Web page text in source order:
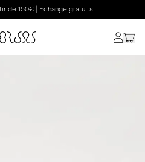
de 150€ | Echange gratuits